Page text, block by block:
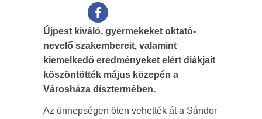
Újpest kiváló, gyermekeket oktató-
nevelő szakembereit, valamint
kiemelkedő eredményeket elért diákjait
köszöntötték május közepén a
Városháza dísztermében.
Az ünnepségen öten vehették át a Sándor